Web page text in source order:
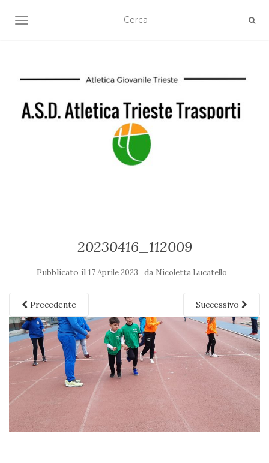
TOGGLE NAVIGATION
20230416_112009
Pubblicato il 17 Aprile 2023 da Nicoletta Lucatello
Precedente Successivo